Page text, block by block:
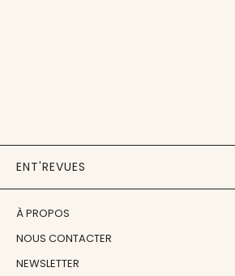
ENT'REVUES
À PROPOS
NOUS CONTACTER
NEWSLETTER